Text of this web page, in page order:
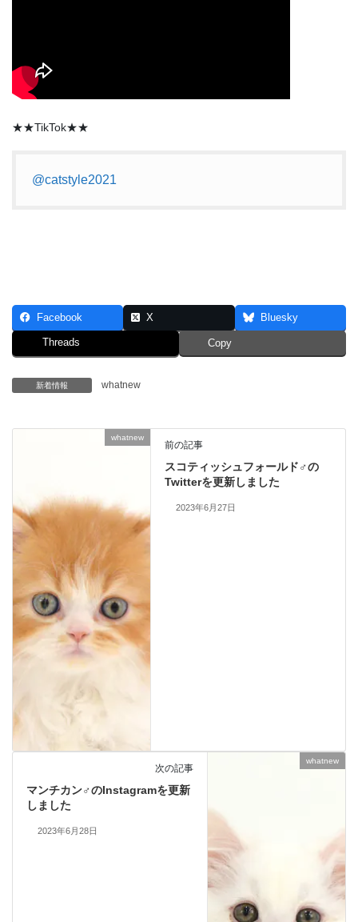
★★TikTok★★
@catstyle2021
Facebook X Bluesky
Threads Copy
新着情報 whatnew
whatnew
前の記事
スコティッシュフォールド♂の
Twitterを更新しました
2023年6月27日
whatnew
次の記事
マンチカン♂のInstagramを更新
しました
2023年6月28日